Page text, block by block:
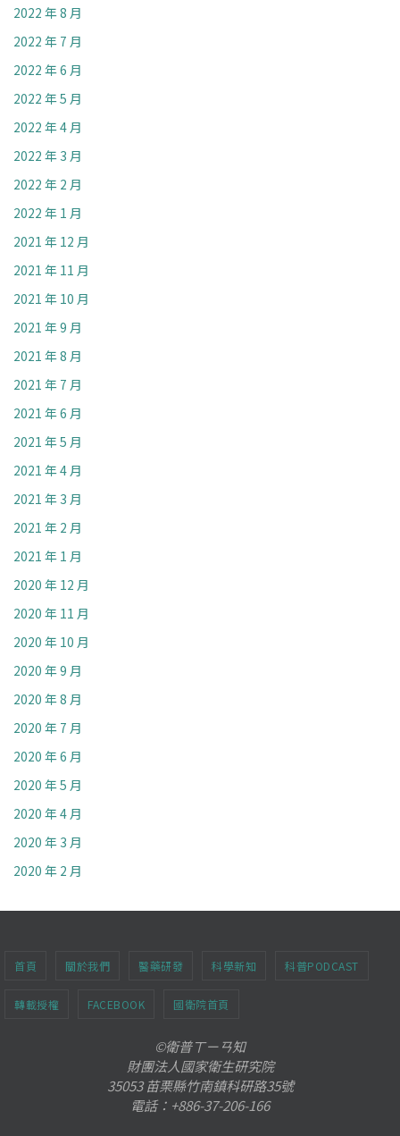
2022 年 8 月
2022 年 7 月
2022 年 6 月
2022 年 5 月
2022 年 4 月
2022 年 3 月
2022 年 2 月
2022 年 1 月
2021 年 12 月
2021 年 11 月
2021 年 10 月
2021 年 9 月
2021 年 8 月
2021 年 7 月
2021 年 6 月
2021 年 5 月
2021 年 4 月
2021 年 3 月
2021 年 2 月
2021 年 1 月
2020 年 12 月
2020 年 11 月
2020 年 10 月
2020 年 9 月
2020 年 8 月
2020 年 7 月
2020 年 6 月
2020 年 5 月
2020 年 4 月
2020 年 3 月
2020 年 2 月
首頁 關於我們 醫藥研發 科學新知 科普PODCAST
轉載授權 FACEBOOK 國衛院首頁
©衛普ㄒㄧㄢ知
財團法人國家衛生研究院
35053 苗栗縣竹南鎮科研路35號
電話：+886-37-206-166